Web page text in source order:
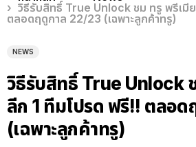
ล่าสุด
วิธีรับสิทธิ์ True Unlock ชม ทรู พรีเมี
ตลอดฤดูกาล 22/23 (เฉพาะลูกค้าทรู)
NEWS
วิธีรับสิทธิ์ True Unlock
ลีก 1 ทีมโปรด ฟรี!! ตลอ
(เฉพาะลูกค้าทรู)